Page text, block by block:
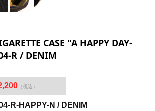
CASE "A HAPPY DAY-
R / DENIM
（税込）
R-HAPPY-N / DENIM